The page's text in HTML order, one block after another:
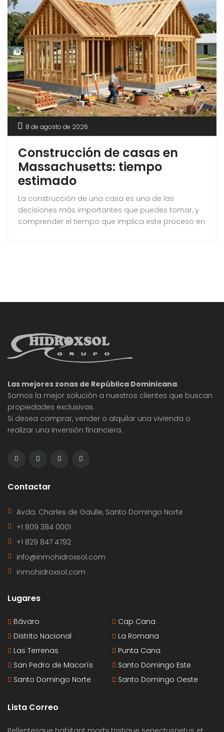
8 de agosto de 2026
Construcción de casas en
Massachusetts: tiempo
estimado
La construcción de una casa es una de las
decisiones más importantes que puedes tomar, y
comprender el tiempo que implica este proceso en
Las mejores zonas de República Dominicana.
Somos la mejor solución a nuestros clientes que buscan
propiedades exclusivas.
Si desea comprar, vender o alquilar una vivienda o
realizar una inversión financiera.
Contactar
Avda. Charles de Gaulle, Santo Domingo Norte
+1 809 384 0001
+1 829 847 4792
info@inmohidroxsol.com
inmohidroxsol.com
Lugares
Bávaro
Cap Cana
Distrito Nacional
La Romana
Las Terrenas
Punta Cana
San Pedro de Macorís
Santo Domingo Este
Santo Domingo Norte
Santo Domingo Oeste
Lista Correo